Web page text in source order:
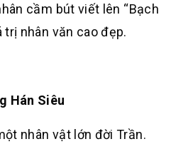
cầm bút viết lên “Bạch
trị nhân văn cao đẹp.
Hán Siêu
nhân vật lớn đời Trần.